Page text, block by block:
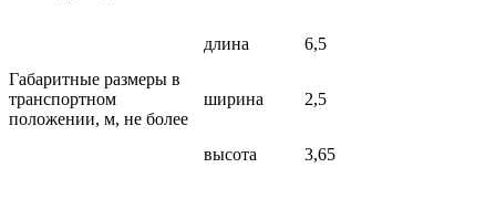
Габаритные размеры в
транспортном
положении, м, не более
длина 6,5
ширина 2,5
высота 3,65